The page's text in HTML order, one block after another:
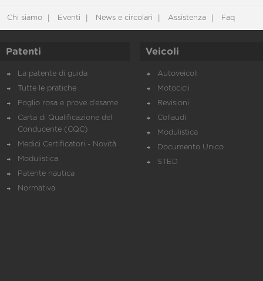
Chi siamo Eventi News e circolari Assistenza Faq
Patenti
La patente di guida
Tutte le pratiche
Foglio rosa e prove d’esame
Carta di Qualificazione del
Conducente (CQC)
Medici Certificatori - Novità
Modulistica
Patente nautica
Normativa
Veicoli
Autoveicoli
Motocicli
Revisioni
Collaudi
Modulistica
Documento Unico
STED